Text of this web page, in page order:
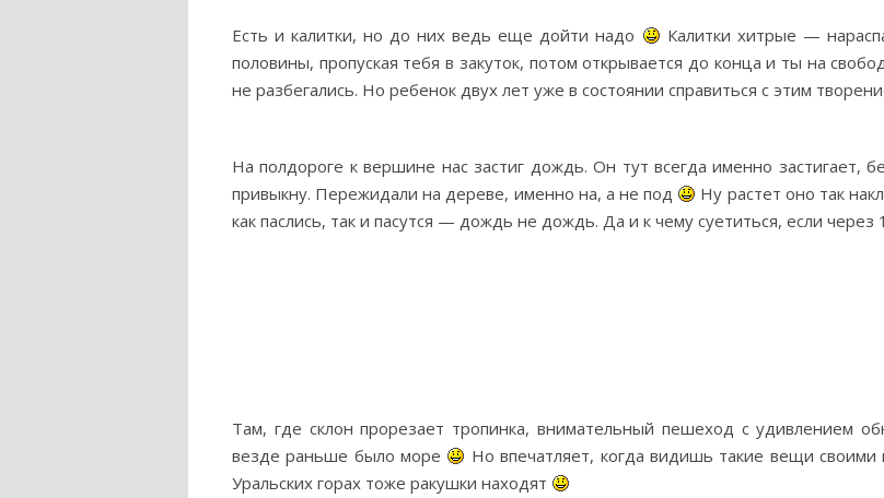
Есть и калитки, но до них ведь еще дойти надо
Калитки хитрые —
половины, пропуская тебя в закуток, потом открывается до конца и ты на
не разбегались. Но ребенок двух лет уже в состоянии справиться с этим
На полдороге к вершине нас застиг дождь. Он тут всегда именно застигает,
привыкну. Пережидали на дереве, именно на, а не под
Ну растет оно так
как паслись, так и пасутся — дождь не дождь. Да и к чему суетиться, если
Там, где склон прорезает тропинка, внимательный пешеход с удивлением
везде раньше было море
Но впечатляет, когда видишь такие вещи
Уральских горах тоже ракушки находят